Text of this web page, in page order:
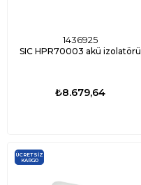
1436925
SIC HPR70003 akü izolatörü
₺8.679,64
ÜCRETSIZ
KARGO